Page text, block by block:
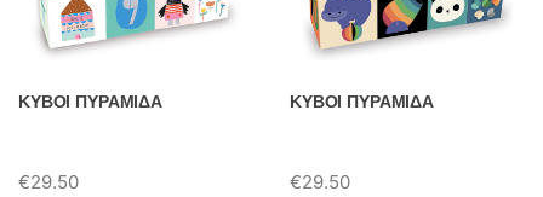
ΚΥΒΟΙ ΠΥΡΑΜΙΔΑ
€29.50
ΚΥΒΟΙ ΠΥΡΑΜΙΔΑ
€29.50